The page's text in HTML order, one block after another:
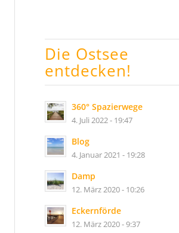
Die Ostsee
entdecken!
360° Spazierwege
4. Juli 2022 - 19:47
Blog
4. Januar 2021 - 19:28
Damp
12. März 2020 - 10:26
Eckernförde
12. März 2020 - 9:37